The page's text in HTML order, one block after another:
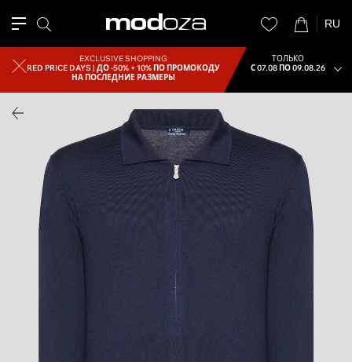
RU
EXCLUSIVE SHOPPING
RED PRICE DAYS |ДО -50% + 10% ПО ПРОМОКОДУ
НА ПОСЛЕДНИЕ РАЗМЕРЫ
ТОЛЬКО
С 07.08 ПО 09.08.26